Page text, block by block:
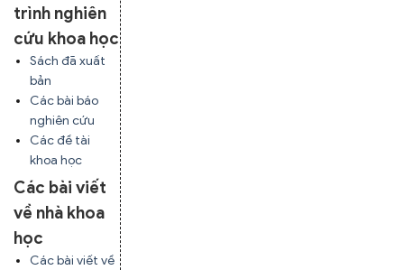
trình nghiên
cứu khoa học
Sách đã xuất
bản
Các bài báo
nghiên cứu
Các đề tài
khoa học
Các bài viết
về nhà khoa
học
Các bài viết về